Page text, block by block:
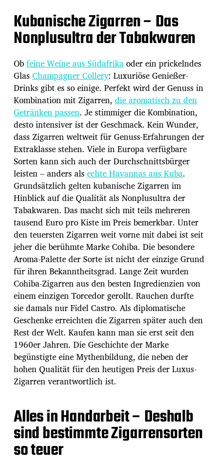
Kubanische Zigarren – Das
Nonplusultra der Tabakwaren
Obfeine Weine aus Südafrikaoder ein prickelndes
GlasChampagner Collery: Luxuriöse Genießer-
Drinks gibt es so einige. Perfekt wird der Genuss in
Kombination mit Zigarren, die aromatisch zu den
Getränken passen. Je stimmiger die Kombination,
desto intensiver ist der Geschmack. Kein Wunder,
dass Zigarren weltweit für Genuss-Erfahrungen der
Extraklasse stehen. Viele in Europa verfügbare
Sorten kann sich auch der Durchschnittsbürger
leisten – anders alsechte Havannas aus Kuba.
Grundsätzlich gelten kubanische Zigarren im
Hinblick auf die Qualität als Nonplusultra der
Tabakwaren. Das macht sich mit teils mehreren
tausend Euro pro Kiste im Preis bemerkbar. Unter
den teuersten Zigarren weit vorne mit dabei ist seit
jeher die berühmte Marke Cohiba. Die besondere
Aroma-Palette der Sorte ist nicht der einzige Grund
für ihren Bekanntheitsgrad. Lange Zeit wurden
Cohiba-Zigarren aus den besten Ingredienzien von
einem einzigen Torcedor gerollt. Rauchen durfte
sie damals nur Fidel Castro. Als diplomatische
Geschenke erreichten die Zigarren später auch den
Rest der Welt. Kaufen kann man sie erst seit den
1960er Jahren. Die Geschichte der Marke
begünstigte eine Mythenbildung, die neben der
hohen Qualität für den heutigen Preis der Luxus-
Zigarren verantwortlich ist.
Alles in Handarbeit – Deshalb
sind bestimmte Zigarrensorten
so teuer